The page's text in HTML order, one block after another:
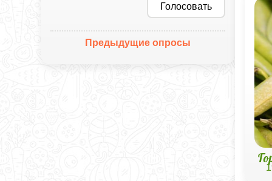
Голосовать
Предыдущие опросы